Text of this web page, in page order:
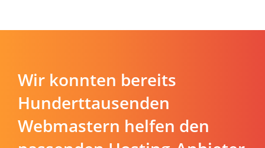
Wir konnten bereits
Hunderttausenden
Webmastern helfen den